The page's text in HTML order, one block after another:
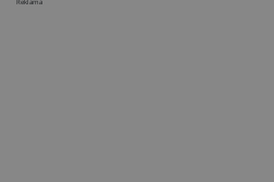
Reklama